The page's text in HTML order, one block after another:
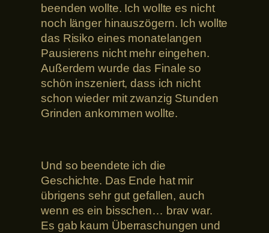
beenden wollte. Ich wollte es nicht
noch länger hinauszögern. Ich wollte
das Risiko eines monatelangen
Pausierens nicht mehr eingehen.
Außerdem wurde das Finale so
schön inszeniert, dass ich nicht
schon wieder mit zwanzig Stunden
Grinden ankommen wollte.
Und so beendete ich die
Geschichte. Das Ende hat mir
übrigens sehr gut gefallen, auch
wenn es ein bisschen… brav war.
Es gab kaum Überraschungen und